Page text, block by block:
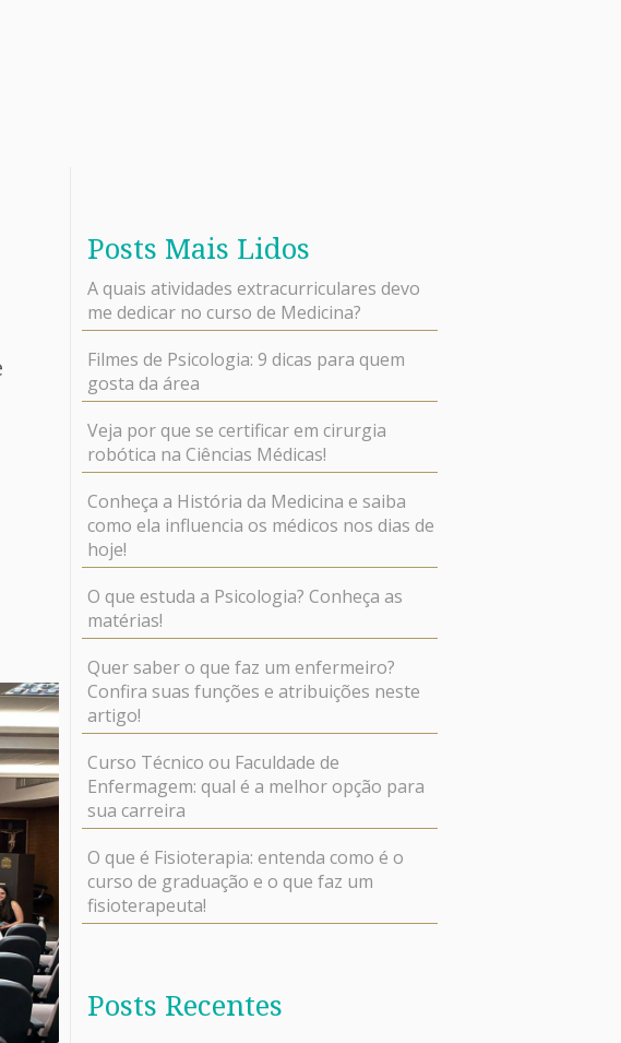
Posts Mais Lidos
A quais atividades extracurriculares devo
me dedicar no curso de Medicina?
Filmes de Psicologia: 9 dicas para quem
gosta da área
Veja por que se certificar em cirurgia
robótica na Ciências Médicas!
Conheça a História da Medicina e saiba
como ela influencia os médicos nos dias de
hoje!
O que estuda a Psicologia? Conheça as
matérias!
Quer saber o que faz um enfermeiro?
Confira suas funções e atribuições neste
artigo!
Curso Técnico ou Faculdade de
Enfermagem: qual é a melhor opção para
sua carreira
O que é Fisioterapia: entenda como é o
curso de graduação e o que faz um
fisioterapeuta!
Posts Recentes